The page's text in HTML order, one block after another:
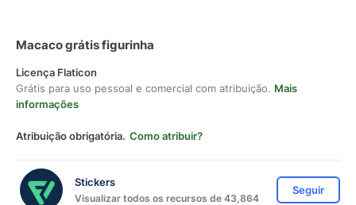
Macaco grátis figurinha
Licença Flaticon
Grátis para uso pessoal e comercial com atribuição. Mais
informações
Atribuição obrigatória. Como atribuir?
Stickers
Visualizar todos os recursos de 43,864
Seguir